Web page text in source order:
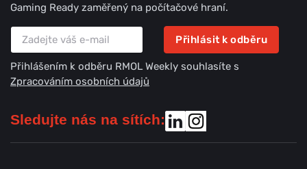
Gaming Ready zaměřený na počítačové hraní.
Přihlásit k odběru
Přihlášením k odběru RMOL Weekly souhlasíte s
Zpracováním osobních údajů
Sledujte nás na sítích: